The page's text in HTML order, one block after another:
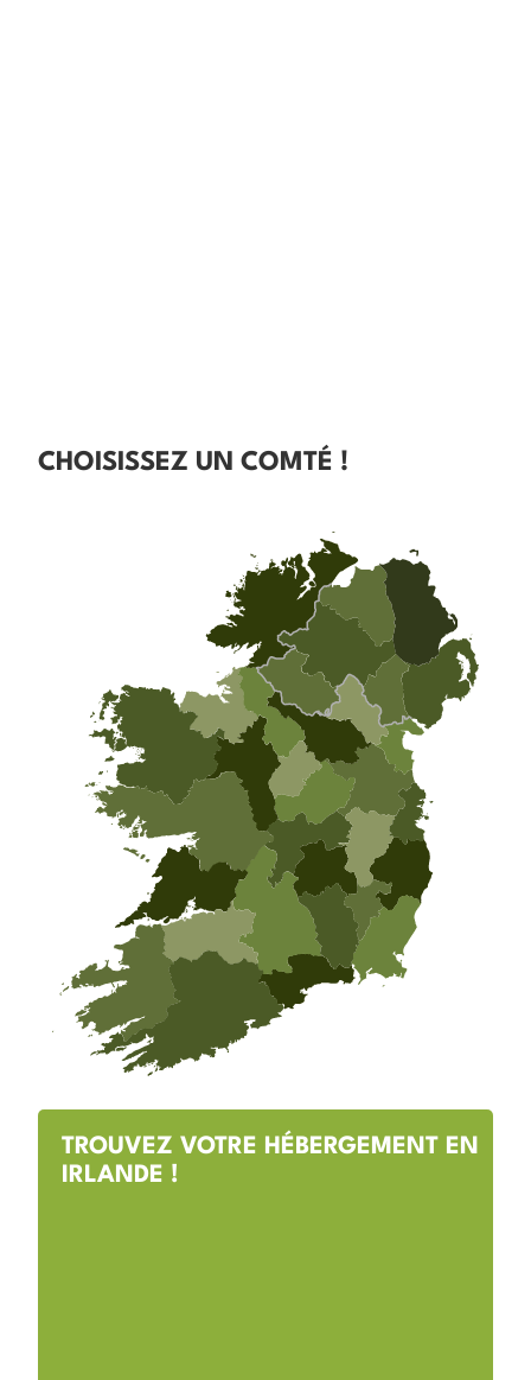
CHOISISSEZ UN COMTÉ !
TROUVEZ VOTRE HÉBERGEMENT EN
IRLANDE !